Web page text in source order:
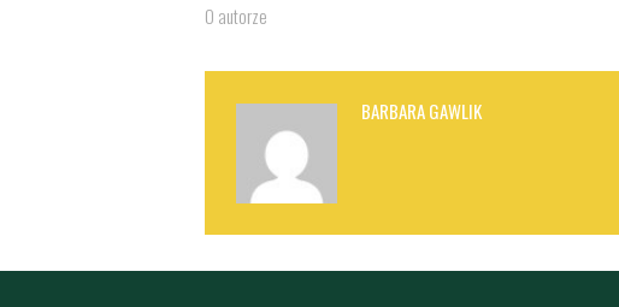
O autorze
BARBARA GAWLIK